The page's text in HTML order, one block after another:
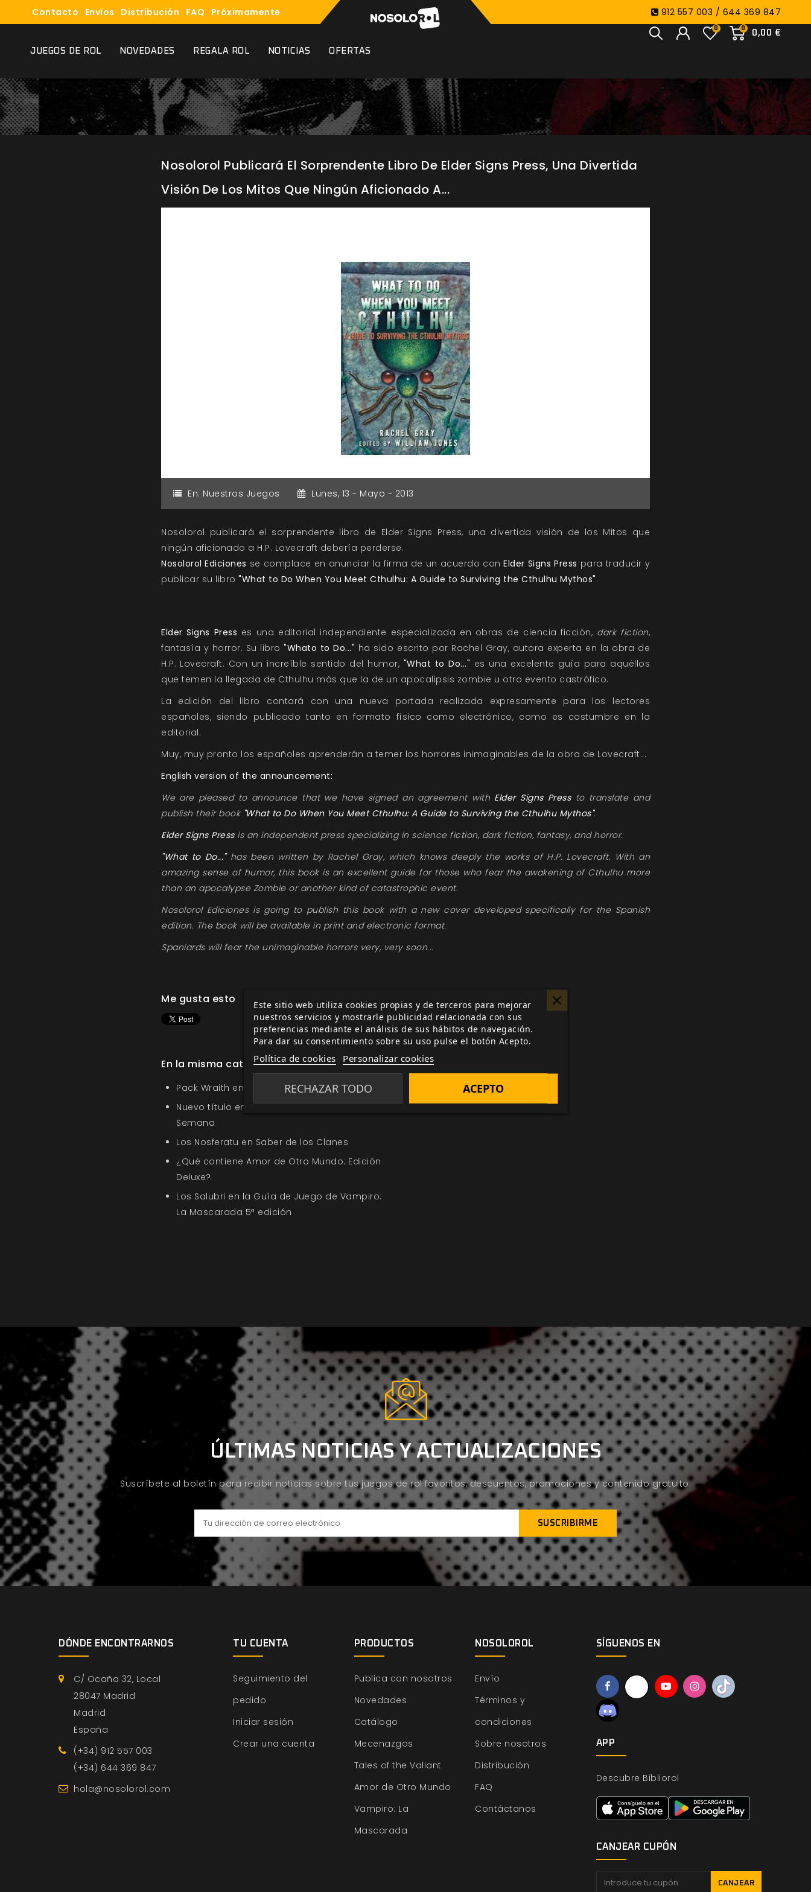
Contacto Envíos Distribución FAQ Próximamente 912 557 003 / 644 369 847
0
0,00 €
0
JUEGOS DE ROL NOVEDADES REGALA ROL NOTICIAS OFERTAS
Nosolorol Publicará El Sorprendente Libro De Elder Signs Press, Una Divertida
Visión De Los Mitos Que Ningún Aficionado A...
En: Nuestros Juegos Lunes, 13 - Mayo - 2013
Nosolorol publicará el sorprendente libro de Elder Signs Press, una divertida visión de los Mitos que
ningún aficionado a H.P. Lovecraft debería perderse.
Nosolorol Ediciones se complace en anunciar la firma de un acuerdo conElder Signs Press para traducir y
publicar su libro "What to Do When You Meet Cthulhu: A Guide to Surviving the Cthulhu Mythos".
Elder Signs Press es una editorial independiente especializada en obras de ciencia ficción, dark fiction,
fantasía y horror. Su libro"Whato to Do..." ha sido escrito por Rachel Gray, autora experta en la obra de
H.P. Lovecraft. Con un increíble sentido del humor, "What to Do..." es una excelente guía para aquéllos
que temen la llegada de Cthulhu más que la de un apocalipsis zombie u otro evento castrófico.
La edición del libro contará con una nueva portada realizada expresamente para los lectores
españoles, siendo publicado tanto en formato físico como electrónico, como es costumbre en la
editorial.
Muy, muy pronto los españoles aprenderán a temer los horrores inimaginables de la obra de Lovecraft...
English version of the announcement:
We are pleased to announce that we have signed an agreement with Elder Signs Pressto translate and
publish their book "What to Do When You Meet Cthulhu: A Guide to Surviving the Cthulhu Mythos".
Elder Signs Pressis an independent press specializing in science fiction, dark fiction, fantasy, and horror.
"What to Do..."has been written by Rachel Gray, which knows deeply the works of H.P. Lovecraft. With an
amazing sense of humor, this book is an excellent guide for those who fear the awakening of Cthulhu more
than an apocalypse Zombie or another kind of catastrophic event.
Nosolorol Ediciones is going to publish this book with a new cover developed specifically for the Spanish
edition. The book will be available in print and electronic format.
Spaniards will fear the unimaginable horrors very, very soon...
Me gusta esto
En la misma categoría
Pack Wraith en la Oferta de la Semana
Nuevo título en la sección Oferta de la
Semana
Los Nosferatu en Saber de los Clanes
¿Qué contiene Amor de Otro Mundo: Edición
Deluxe?
Los Salubri en la Guía de Juego de Vampiro:
La Mascarada 5ª edición
Relacionada por etiquetas
ÚLTIMAS NOTICIAS Y ACTUALIZACIONES
Suscríbete al boletín para recibir noticias sobre tus juegos de rol favoritos, descuentos, promociones y contenido gratuito.
DÓNDE ENCONTRARNOS
C/ Ocaña 32, Local
28047 Madrid
Madrid
España
(+34) 912 557 003
(+34) 644 369 847
hola@nosolorol.com
TU CUENTA
Seguimiento del
pedido
Iniciar sesión
Crear una cuenta
PRODUCTOS
Publica con nosotros
Novedades
Catálogo
Mecenazgos
Tales of the Valiant
Amor de Otro Mundo
Vampiro: La
Mascarada
NOSOLOROL
Envío
Términos y
condiciones
Sobre nosotros
Distribución
FAQ
Contáctanos
SÍGUENOS EN
Este sitio web utiliza cookies propias y de terceros para mejorar
nuestros servicios y mostrarle publicidad relacionada con sus
preferencias mediante el análisis de sus hábitos de navegación.
Para dar su consentimiento sobre su uso pulse el botón Acepto.
Política de cookies Personalizar cookies
RECHAZAR TODO ACEPTO
APP
Descubre Bibliorol
CANJEAR CUPÓN
CANJEAR